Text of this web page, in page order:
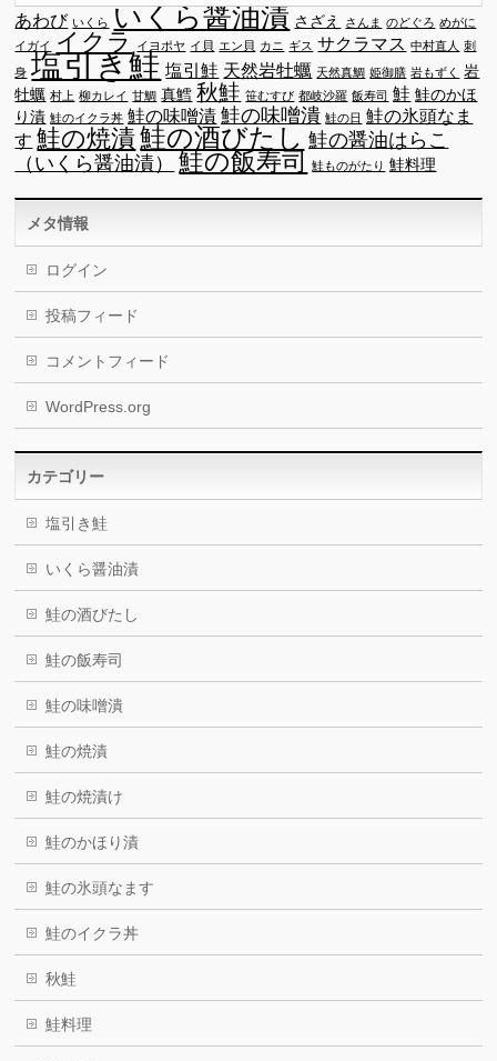
あわび いくら いくら醤油漬 さざえ さんま のどぐろ めがに
イガイ
イクラ イヨポヤ イ貝 エン貝 カニ ギス サクラマス 中村直人
刺
身 塩引き鮭 塩引鮭 天然岩牡蠣 天然真鯛 姫御膳 岩もずく
岩
牡蠣 村上 柳カレイ 甘鯛 真鱈 秋鮭 笹むすび 都岐沙羅 飯寿司 鮭 鮭のかほ
り漬 鮭のイクラ丼 鮭の味噌漬 鮭の味噌潰 鮭の日 鮭の氷頭なま
す 鮭の焼漬鮭の酒びたし 鮭の醤油はらこ
（いくら醤油漬）
鮭の飯寿司 鮭ものがたり 鮭料理
メタ情報
ログイン
投稿フィード
コメントフィード
WordPress.org
カテゴリー
塩引き鮭
いくら醤油漬
鮭の酒びたし
鮭の飯寿司
鮭の味噌潰
鮭の焼漬
鮭の焼漬け
鮭のかほり漬
鮭の氷頭なます
鮭のイクラ丼
秋鮭
鮭料理